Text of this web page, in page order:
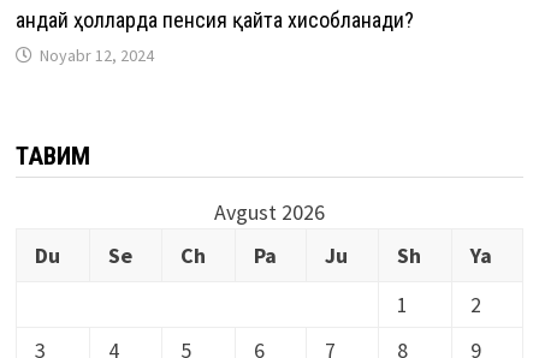
Қандай ҳолларда пенсия қайта хисобланади?
Noyabr 12, 2024
ТАҚВИМ
Avgust 2026
Du
Se Ch Pa Ju Sh
Ya
1
2
3
4 5 6 7 8 9